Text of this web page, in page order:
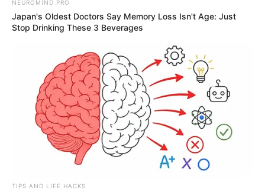
NEUROMIND PRO
Japan's Oldest Doctors Say Memory Loss Isn't Age: Just
Stop Drinking These 3 Beverages
TIPS AND LIFE HACKS